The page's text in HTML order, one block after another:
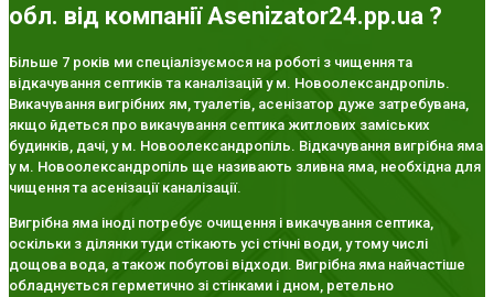
обл. від компанії Asenizator24.pp.ua ?
Більше 7 років ми спеціалізуємося на роботі з чищення та
відкачування септиків та каналізацій у м. Новоолександропіль.
Викачування вигрібних ям, туалетів, асенізатор дуже затребувана,
якщо йдеться про викачування септика житлових заміських
будинків, дачі, у м. Новоолександропіль. Відкачування вигрібна яма
у м. Новоолександропіль ще називають зливна яма, необхідна для
чищення та асенізації каналізації.
Вигрібна яма іноді потребує очищення і викачування септика,
оскільки з ділянки туди стікають усі стічні води, у тому числі
дощова вода, а також побутові відходи. Вигрібна яма найчастіше
обладнується герметично зі стінками і дном, ретельно